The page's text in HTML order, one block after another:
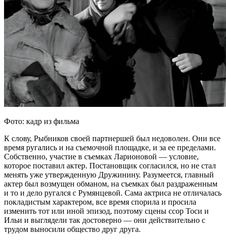
Фото: кадр из фильма
К слову, Рыбников своей партнершей был недоволен. Они все
время ругались и на съемочной площадке, и за ее пределами.
Собственно, участие в съемках Ларионовой — условие,
которое поставил актер. Постановщик согласился, но не стал
менять уже утвержденную Дружинину. Разумеется, главный
актер был возмущен обманом, на съемках был раздраженным
и то и дело ругался с Румянцевой. Сама актриса не отличалась
покладистым характером, все время спорила и просила
изменить тот или иной эпизод, поэтому сцены ссор Тоси и
Ильи и выглядели так достоверно — они действительно с
трудом выносили общество друг друга.